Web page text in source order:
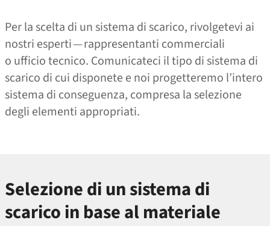
Per la scelta di un sistema di scarico, rivolgetevi ai
nostri esperti — rappresentanti commerciali
o ufficio tecnico. Comunicateci il tipo di sistema di
scarico di cui disponete e noi progetteremo l’intero
sistema di conseguenza, compresa la selezione
degli elementi appropriati.
Selezione di un sistema di
scarico in base al materiale